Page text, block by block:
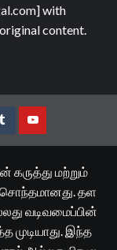
with
content.
TumblrYouTube
மற்றும்
சொந்தமானது. தள
வடிவமைப்பின்
முடியாது. இந்த